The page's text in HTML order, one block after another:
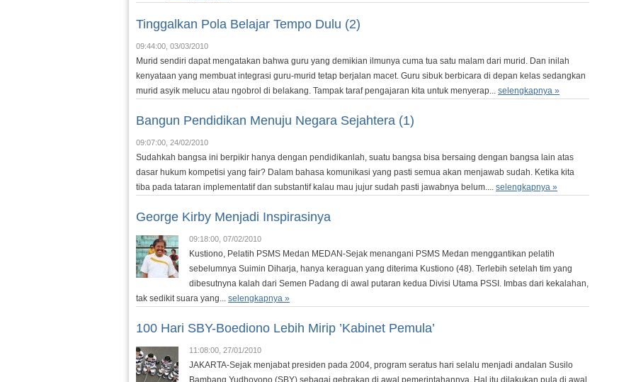
Tinggalkan Pola Belajar Tempo Dulu (2)
09:44:00, 03/03/2010
Murid sendiri dapat mengatakan bahwa guru yang demikian ilmunya cuma tua satu malam dari murid. Dan inilah
kenyataan yang membuat integrasi guru-murid tetap berjalan macet. Guru sibuk berbicara di depan kelas sedangkan
murid asyik melucu atau ngobrol di belakang. Tampak taraf pengajaran kita untuk menyerap... selengkapnya »
Bangun Pendidikan Menuju Negara Sejahtera (1)
09:07:00, 24/02/2010
Sudahkah bangsa ini berpikir hanya dengan pendidikanlah, suatu bangsa bisa bersaing dengan bangsa lain atas
dasar hukum kompetisi yang fair? Dalam bahasa komunikasi yang pasti semua akan menjawab sudah. Ketika kita
tiba pada tataran implementatif dan substantif kalau mau jujur sudah pasti jawabnya belum.... selengkapnya »
George Kirby Menjadi Inspirasinya
09:18:00, 07/02/2010
Kustiono, Pelatih PSMS Medan MEDAN-Sejak menangani PSMS Medan menggantikan pelatih
sebelumnya Suimin Diharja, hanya keraguan yang diterima Kustiono (48). Terlebih setelah tim yang
dibesutnyna kalah dari Semen Padang di awal putaran kedua Divisi Utama PSSI. Imbas dari kekalahan,
tak sedikit suara yang... selengkapnya »
100 Hari SBY-Boediono Lebih Mirip ’Kabinet Pemula’
11:08:00, 27/01/2010
JAKARTA-Sejak menjabat presiden pada 2004, program seratus hari selalu menjadi andalan Susilo
Bambang Yudhoyono (SBY) sebagai gebrakan di awal pemerintahannya. Hal itu dilakukan pula di awal